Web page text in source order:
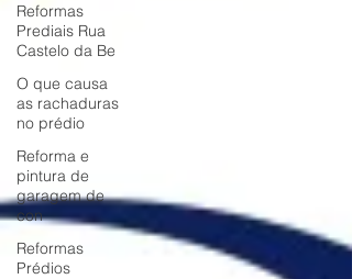
Reformas
Prediais Rua
Castelo da Be
O que causa
as rachaduras
no prédio
Reforma e
pintura de
garagem de
con
Reformas
Prédios